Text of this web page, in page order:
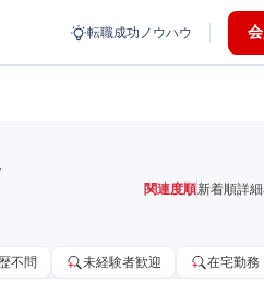
転職成功ノウハウ
関連度順新着順詳
不問 未経験者歓迎 在宅勤務